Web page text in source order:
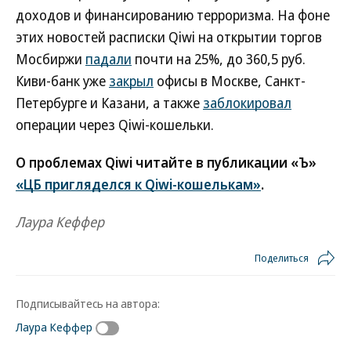
доходов и финансированию терроризма. На фоне
этих новостей расписки Qiwi на открытии торгов
Мосбиржи падали почти на 25%, до 360,5 руб.
Киви-банк уже закрыл офисы в Москве, Санкт-
Петербурге и Казани, а также заблокировал
операции через Qiwi-кошельки.
О проблемах Qiwi читайте в публикации «Ъ»
«ЦБ пригляделся к Qiwi-кошелькам».
Лаура Кеффер
Поделиться
Подписывайтесь на автора:
Лаура Кеффер